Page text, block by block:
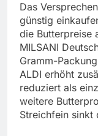
Das
günstig
die Butterpreise
MILSANI
Gramm-
ALDI erhöht
reduziert als
weitere
Streichfein sinkt